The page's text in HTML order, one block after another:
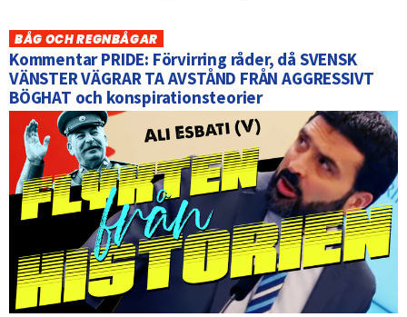
BÅG OCH REGNBÅGAR
Kommentar PRIDE: Förvirring råder, då SVENSK
VÄNSTER VÄGRAR TA AVSTÅND FRÅN AGGRESSIVT
BÖGHAT och konspirationsteorier